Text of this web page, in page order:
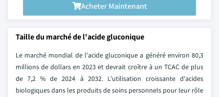
Acheter Maintenant
Taille du marché de l'acide gluconique
Le marché mondial de l'acide gluconique a généré environ 80,3
millions de dollars en 2023 et devrait croître à un TCAC de plus
de 7,2 % de 2024 à 2032. L'utilisation croissante d'acides
biologiques dans les produits de soins personnels pour leur rôle